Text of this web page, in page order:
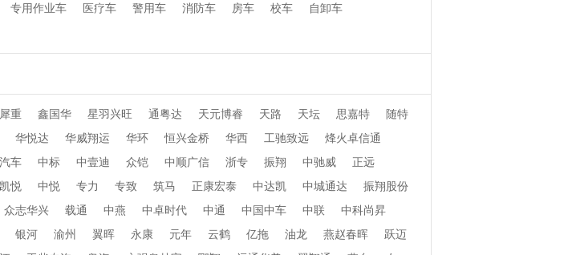
今日推荐：今年危险货物港口作业安全生
专用作业车 医疗车 警用车 消防车 房车 校车
自卸车
犀重 鑫国华 星羽兴旺 通粤达 天元博睿 天路 天坛 思嘉特
随特
华悦达 华威翔运 华环 恒兴金桥 华西 工驰致远
烽火卓信通
车 中标 中壹迪 众铠 中顺广信 浙专 振翔 中驰威
正远
悦 中悦 专力 专致 筑马 正康宏泰 中达凯 中城通达
振翔股份
众志华兴 载通 中燕 中卓时代 中通 中国中车 中联
中科尚昇
银河 渝州 翼晖 永康 元年 云鹤 亿拖 油龙 燕赵春晖
跃迈